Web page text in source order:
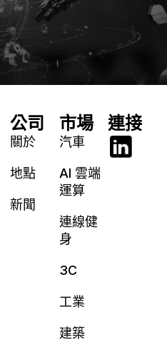
公司
關於
地點
新聞
市場
汽車
AI 雲端
運算
連線健
身
3C
工業
建築
連接